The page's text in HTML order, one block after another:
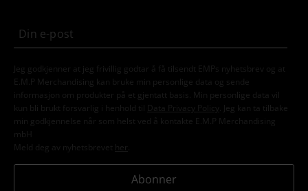
Jeg godkjenner at jeg frivillig godtar å få tilsendt EMPs nyhetsbrev og at
E.M.P Merchandising kan bruke min personlige data og sende
informasjon om produkter på et gjentatt basis. Min personlige data vil
kun bli brukt forsvarlig i henhold til
Data Privacy Policy
. Jeg kan ta tilbake
min godkjennelse når som helst ved å kontakte E.M.P Merchandising
mbH
Meld deg av nyhetsbrevet her
Abonner